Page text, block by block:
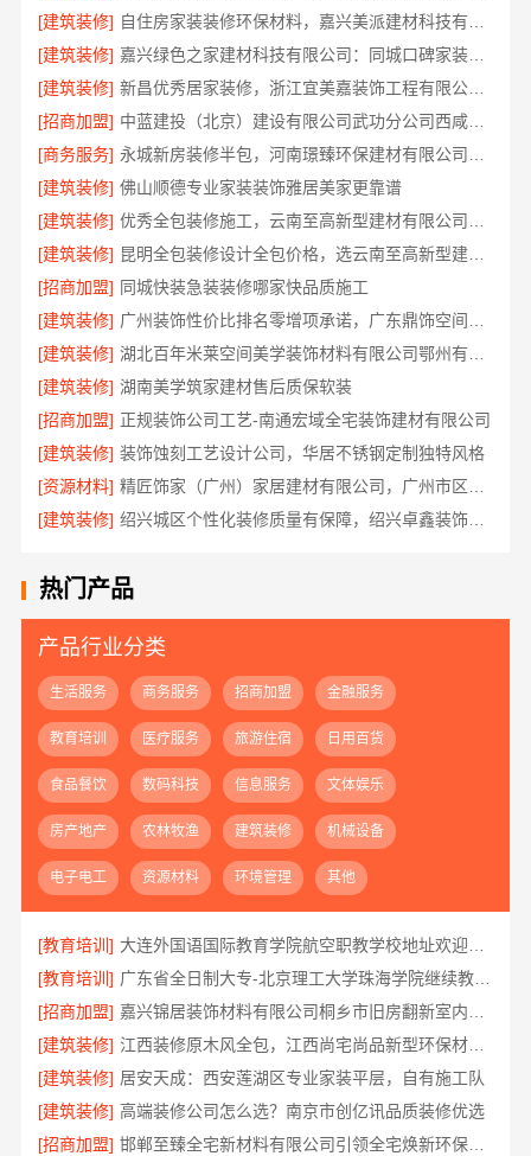
[建筑装修]
[建筑装修]
嘉兴绿色之家建材科技有限公司：同城口碑家装机构实惠
[建筑装修]
新昌优秀居家装修，浙江宜美嘉装饰工程有限公司匠心造
[招商加盟]
中蓝建投（北京）建设有限公司武功分公司西咸新区全包装修报价
[商务服务]
[建筑装修] 佛山顺德专业家装装饰雅居美家更靠谱
[建筑装修]
[建筑装修]
昆明全包装修设计全包价格，选云南至高新型建材有限公司
[招商加盟] 同城快装急装装修哪家快品质施工
[建筑装修]
[建筑装修]
[建筑装修] 湖南美学筑家建材售后质保软装
[招商加盟] 正规装饰公司工艺-南通宏域全宅装饰建材有限公司
[建筑装修] 装饰蚀刻工艺设计公司，华居不锈钢定制独特风格
[资源材料]
[建筑装修]
绍兴城区个性化装修质量有保障，绍兴卓鑫装饰材料有限公司
热门产品
产品行业分类
生活服务 商务服务 招商加盟 金融服务
教育培训 医疗服务 旅游住宿 日用百货
食品餐饮 数码科技 信息服务 文体娱乐
房产地产 农林牧渔 建筑装修 机械设备
电子电工 资源材料 环境管理 其他
[教育培训]
[教育培训]
广东省全日制大专-北京理工大学珠海学院继续教育学院
[招商加盟]
[建筑装修]
江西装修原木风全包，江西尚宅尚品新型环保材料有限公司省心无忧装修
[建筑装修] 居安天成：西安莲湖区专业家装平层，自有施工队
[建筑装修] 高端装修公司怎么选？南京市创亿讯品质装修优选
[招商加盟]
邯郸至臻全宅新材料有限公司引领全宅焕新环保材料